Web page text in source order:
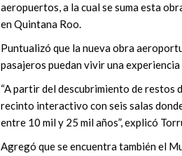
aeropuertos, a la cual se suma esta
en Quintana Roo.
Puntualizó que la nueva obra
pasajeros puedan vivir una
“A partir del descubrimiento de restos
recinto interactivo con seis salas
entre 10 mil y 25 mil años”, explicó
Agregó que se encuentra también el